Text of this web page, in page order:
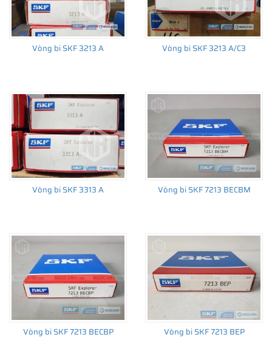
Vòng bi SKF 3213 A Vòng bi SKF 3213 A/C3
Vòng bi SKF 3313 A Vòng bi SKF 7213 BECBM
Vòng bi SKF 7213 BECBP Vòng bi SKF 7213 BEP